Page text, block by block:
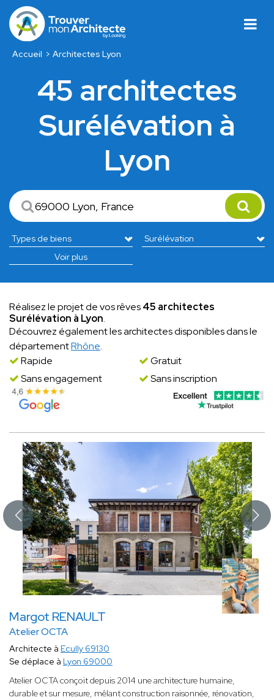
Accueil Architectes Lyon
45 architectes
Surélévation à
Lyon
Voir plus
Réalisez le projet de vos rêves45 architectes
Surélévation à Lyon.
Découvrez également les architectes disponibles dans le
départementRhône.
Rapide
Gratuit
Sans engagement
Sans inscription
Margot RENAULT
Atelier OCTA
Architecte à Ecully 69130
Se déplace à Lyon 69000
Atelier OCTA conçoit depuis 2014 une architecture humaine,
durable et sur mesure, mêlant construction raisonnée, rénovation,